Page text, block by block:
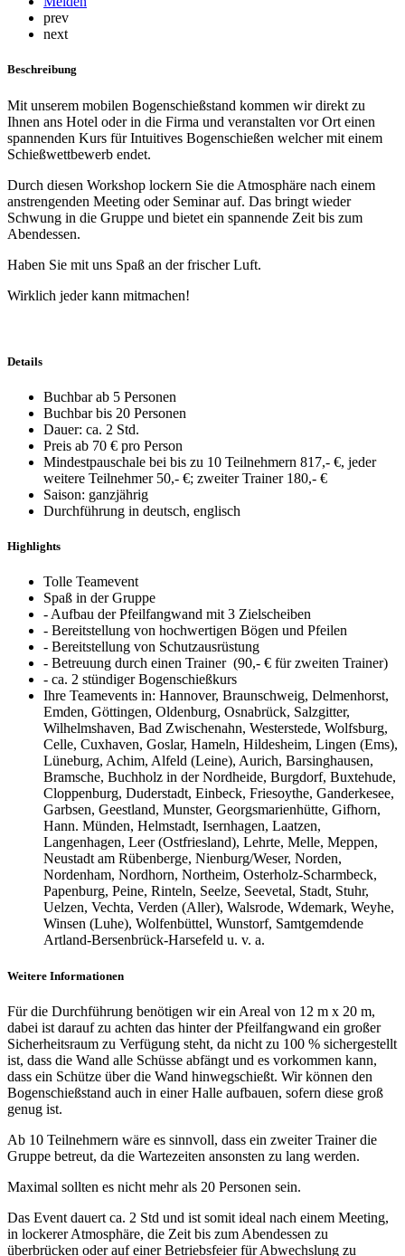
prev
next
Beschreibung
Mit unserem mobilen Bogenschießstand kommen wir direkt zu
Ihnen ans Hotel oder in die Firma und veranstalten vor Ort einen
spannenden Kurs für Intuitives Bogenschießen welcher mit einem
Schießwettbewerb endet.
Durch diesen Workshop lockern Sie die Atmosphäre nach einem
anstrengenden Meeting oder Seminar auf. Das bringt wieder
Schwung in die Gruppe und bietet ein spannende Zeit bis zum
Abendessen.
Haben Sie mit uns Spaß an der frischer Luft.
Wirklich jeder kann mitmachen!
Details
Buchbar ab 5 Personen
Buchbar bis 20 Personen
Dauer: ca. 2 Std.
Preis ab 70 € pro Person
Mindestpauschale bei bis zu 10 Teilnehmern 817,- €, jeder
weitere Teilnehmer 50,- €; zweiter Trainer 180,- €
Saison: ganzjährig
Durchführung in deutsch, englisch
Highlights
Tolle Teamevent
Spaß in der Gruppe
- Aufbau der Pfeilfangwand mit 3 Zielscheiben
- Bereitstellung von hochwertigen Bögen und Pfeilen
- Bereitstellung von Schutzausrüstung
- Betreuung durch einen Trainer (90,- € für zweiten Trainer)
- ca. 2 stündiger Bogenschießkurs
Ihre Teamevents in: Hannover, Braunschweig, Delmenhorst,
Emden, Göttingen, Oldenburg, Osnabrück, Salzgitter,
Wilhelmshaven, Bad Zwischenahn, Westerstede, Wolfsburg,
Celle, Cuxhaven, Goslar, Hameln, Hildesheim, Lingen (Ems),
Lüneburg, Achim, Alfeld (Leine), Aurich, Barsinghausen,
Bramsche, Buchholz in der Nordheide, Burgdorf, Buxtehude,
Cloppenburg, Duderstadt, Einbeck, Friesoythe, Ganderkesee,
Garbsen, Geestland, Munster, Georgsmarienhütte, Gifhorn,
Hann. Münden, Helmstadt, Isernhagen, Laatzen,
Langenhagen, Leer (Ostfriesland), Lehrte, Melle, Meppen,
Neustadt am Rübenberge, Nienburg/Weser, Norden,
Nordenham, Nordhorn, Northeim, Osterholz-Scharmbeck,
Papenburg, Peine, Rinteln, Seelze, Seevetal, Stadt, Stuhr,
Uelzen, Vechta, Verden (Aller), Walsrode, Wdemark, Weyhe,
Winsen (Luhe), Wolfenbüttel, Wunstorf, Samtgemdende
Artland-Bersenbrück-Harsefeld u. v. a.
Weitere Informationen
Für die Durchführung benötigen wir ein Areal von 12 m x 20 m,
dabei ist darauf zu achten das hinter der Pfeilfangwand ein großer
Sicherheitsraum zu Verfügung steht, da nicht zu 100 % sichergestellt
ist, dass die Wand alle Schüsse abfängt und es vorkommen kann,
dass ein Schütze über die Wand hinwegschießt. Wir können den
Bogenschießstand auch in einer Halle aufbauen, sofern diese groß
genug ist.
Ab 10 Teilnehmern wäre es sinnvoll, dass ein zweiter Trainer die
Gruppe betreut, da die Wartezeiten ansonsten zu lang werden.
Maximal sollten es nicht mehr als 20 Personen sein.
Das Event dauert ca. 2 Std und ist somit ideal nach einem Meeting,
in lockerer Atmosphäre, die Zeit bis zum Abendessen zu
überbrücken oder auf einer Betriebsfeier für Abwechslung zu